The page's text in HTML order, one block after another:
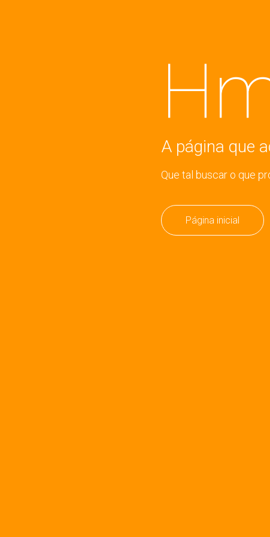
A página que
Que tal buscar o que
Página inicial